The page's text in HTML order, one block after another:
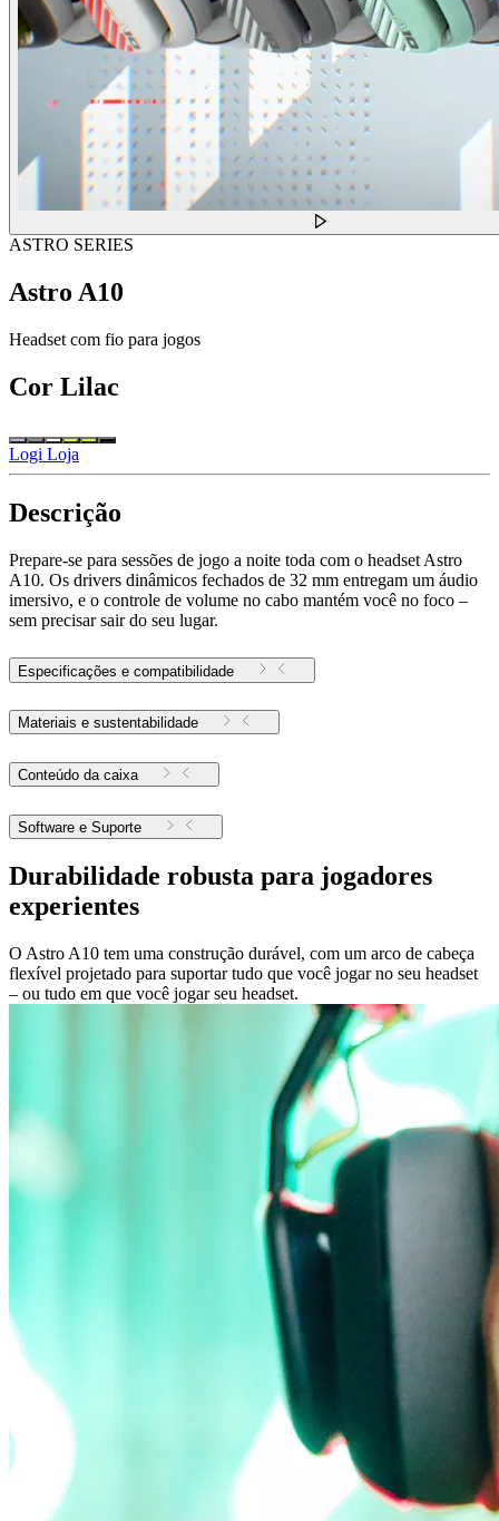
ASTRO SERIES
Astro A10
Headset com fio para jogos
Cor Lilac
Logi Loja
Descrição
Prepare-se para sessões de jogo a noite toda com o headset Astro
A10. Os drivers dinâmicos fechados de 32 mm entregam um áudio
imersivo, e o controle de volume no cabo mantém você no foco –
sem precisar sair do seu lugar.
Especificações e compatibilidade
Materiais e sustentabilidade
Conteúdo da caixa
Software e Suporte
Durabilidade robusta para jogadores
experientes
O Astro A10 tem uma construção durável, com um arco de cabeça
flexível projetado para suportar tudo que você jogar no seu headset
– ou tudo em que você jogar seu headset.